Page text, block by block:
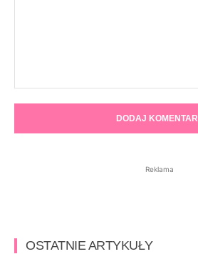
Reklama
OSTATNIE ARTYKUŁY